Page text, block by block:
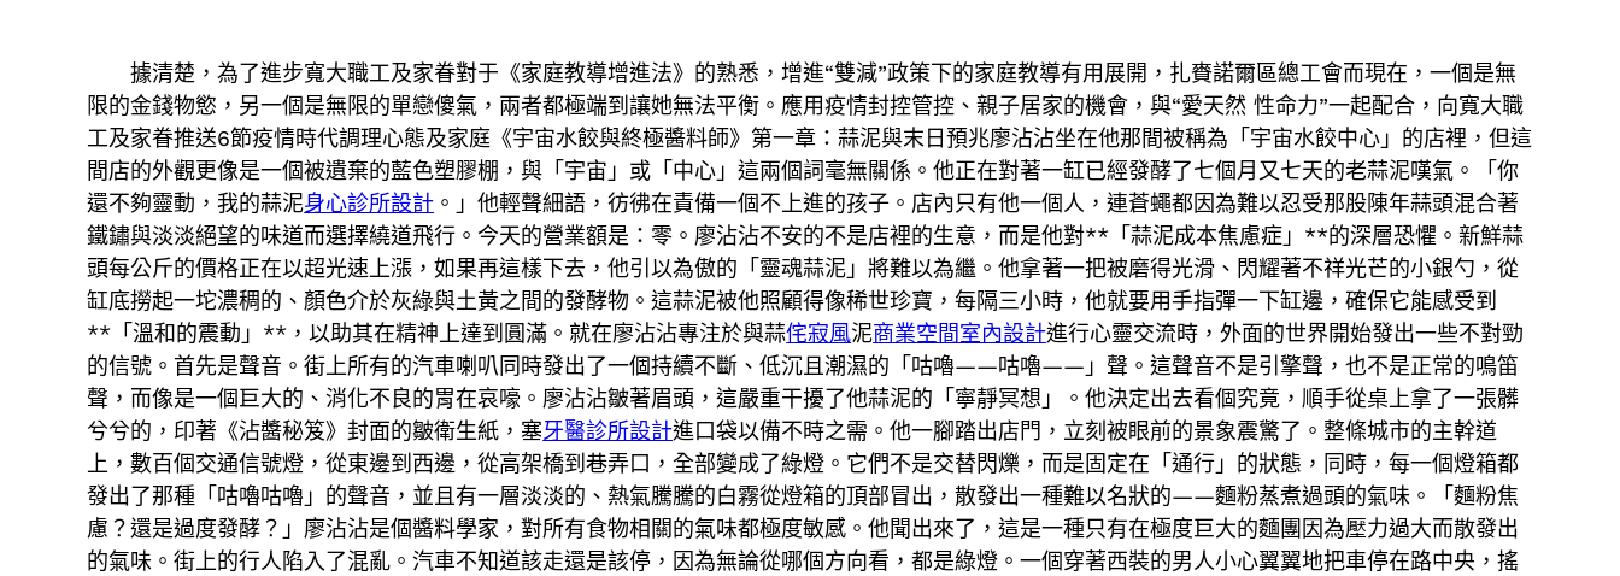
據清楚，為了進步寬大職工及家眷對于《家庭教導增進法》的熟悉，增進“雙減”政策下的家庭教導有用展開，扎賚諾爾區總工會而現在，一個是無
限的金錢物慾，另一個是無限的單戀傻氣，兩者都極端到讓她無法平衡。應用疫情封控管控、親子居家的機會，與“愛天然 性命力”一起配合，向寬大職
工及家眷推送6節疫情時代調理心態及家庭《宇宙水餃與終極醬料師》第一章：蒜泥與末日預兆廖沾沾坐在他那間被稱為「宇宙水餃中心」的店裡，但這
間店的外觀更像是一個被遺棄的藍色塑膠棚，與「宇宙」或「中心」這兩個詞毫無關係。他正在對著一缸已經發酵了七個月又七天的老蒜泥嘆氣。「你
還不夠靈動，我的蒜泥身心診所設計 。」他輕聲細語，彷彿在責備一個不上進的孩子。店內只有他一個人，連蒼蠅都因為難以忍受那股陳年蒜頭混合著
鐵鏽與淡淡絕望的味道而選擇繞道飛行。今天的營業額是：零。廖沾沾不安的不是店裡的生意，而是他對**「蒜泥成本焦慮症」**的深層恐懼。新鮮蒜
頭每公斤的價格正在以超光速上漲，如果再這樣下去，他引以為傲的「靈魂蒜泥」將難以為繼。他拿著一把被磨得光滑、閃耀著不祥光芒的小銀勺，從
缸底撈起一坨濃稠的、顏色介於灰綠與土黃之間的發酵物。這蒜泥被他照顧得像稀世珍寶，每隔三小時，他就要用手指彈一下缸邊，確保它能感受到
**「溫和的震動」**，以助其在精神上達到圓滿。就在廖沾沾專注於與蒜侘寂風泥商業空間室內設計進行心靈交流時，外面的世界開始發出一些不對勁
的信號。首先是聲音。街上所有的汽車喇叭同時發出了一個持續不斷、低沉且潮濕的「咕嚕——咕嚕——」聲。這聲音不是引擎聲，也不是正常的鳴笛
聲，而像是一個巨大的、消化不良的胃在哀嚎。廖沾沾皺著眉頭，這嚴重干擾了他蒜泥的「寧靜冥想」。他決定出去看個究竟，順手從桌上拿了一張髒
兮兮的，印著《沾醬秘笈》封面的皺衛生紙，塞牙醫診所設計進口袋以備不時之需。他一腳踏出店門，立刻被眼前的景象震驚了。整條城市的主幹道
上，數百個交通信號燈，從東邊到西邊，從高架橋到巷弄口，全部變成了綠燈。它們不是交替閃爍，而是固定在「通行」的狀態，同時，每一個燈箱都
發出了那種「咕嚕咕嚕」的聲音，並且有一層淡淡的、熱氣騰騰的白霧從燈箱的頂部冒出，散發出一種難以名狀的——麵粉蒸煮過頭的氣味。「麵粉焦
慮？還是過度發酵？」廖沾沾是個醬料學家，對所有食物相關的氣味都極度敏感。他聞出來了，這是一種只有在極度巨大的麵團因為壓力過大而散發出
的氣味。街上的行人陷入了混亂。汽車不知道該走還是該停，因為無論從哪個方向看，都是綠燈。一個穿著西裝的男人小心翼翼地把車停在路中央，搖